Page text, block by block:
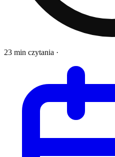
23 min czytania ·